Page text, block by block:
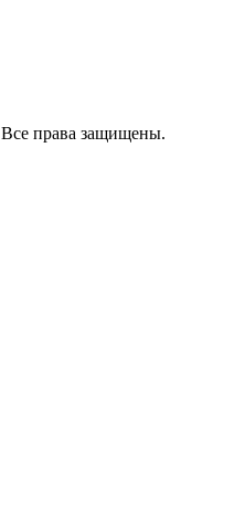
Все права защищены.